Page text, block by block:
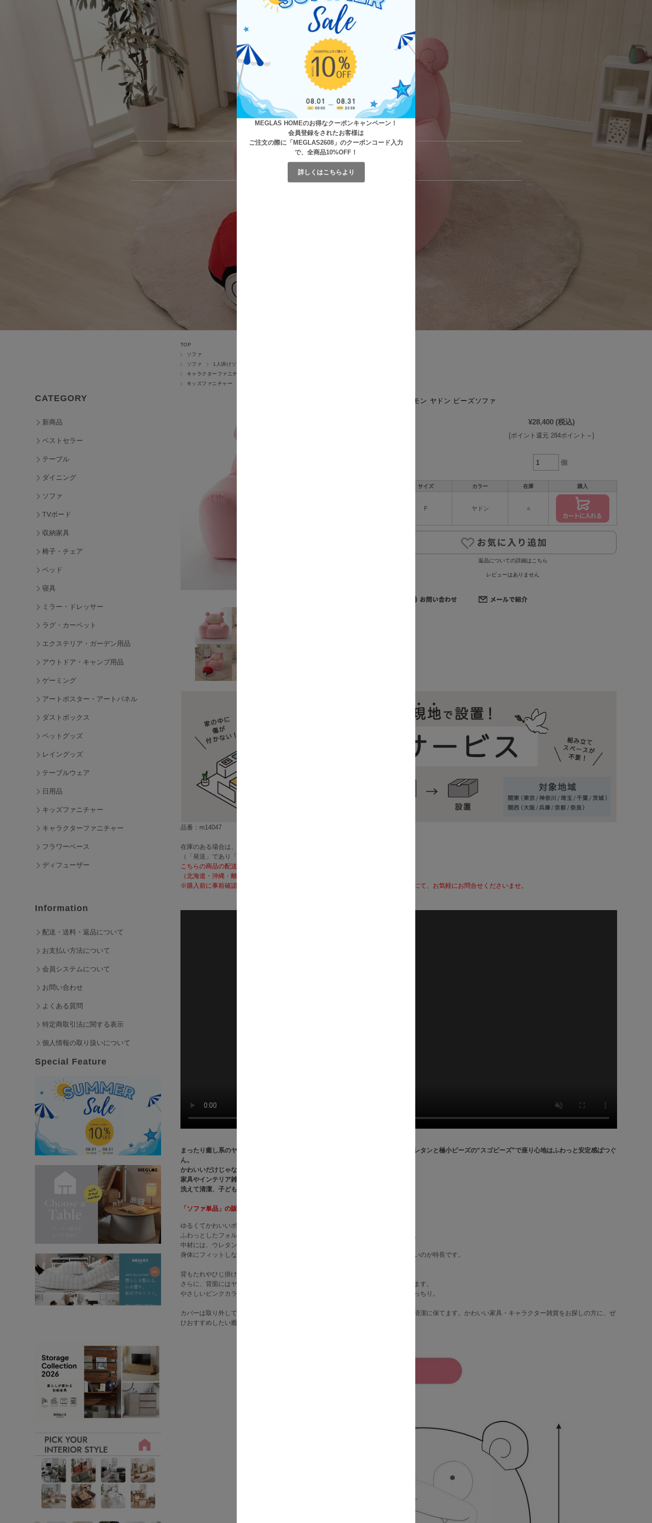
MEGLAS HOMEのお得なクーポンキャンペーン！
会員登録をされたお客様は
ご注文の際に「MEGLAS2608」のクーポンコード入力
で、全商品10%OFF！
詳しくはこちらより
TOP
ソファ
ソファ
1人掛けソファ
キャラクターファニチャー
キッズファニチャー
ポケモン ヤドン ビーズソファ
¥28,400 (税込)
[ポイント還元 284ポイント～]
個
サイズ カラー 在庫 購入
F ヤドン ○
返品についての詳細はこちら
レビューはありません
品番：m14047
在庫のある場合は、3～5営業日で発送いたします。
（「発送」であり「お届け」ではございませんのでご注意ください）
こちらの商品の配送料は無料となります。
（北海道・沖縄・離島への配送は、送料別途お見積りとなります）
※購入前に事前確認も可能となりますので、お電話（0120-155-339）またはメールにて、お気軽にお問合せくださいませ。
まったり癒し系のヤドンが、かわいすぎるピンクのビーズソファになって登場！ウレタンと極小ビーズの“スゴビーズ”で座り心地はふわっと安定感ばつぐ
ん。
かわいいだけじゃなく、背もたれ・ひじ掛け・しっぽまでこだわり満載。
家具やインテリア雑貨好きのお部屋にもぴったり。
洗えて清潔、子ども部屋にもおすすめ！
「ソファ単品」の販売です。モンスターボール オットマン等は付属しません。
ゆるくてかわいいポケモン「ヤドン」が、そのままビーズソファになりました。
ふわっとしたフォルムと愛らしい顔に癒されながら、しっかりくつろげる座り心地。
中材には、ウレタンと極小ビーズを絶妙なバランスで配合した“スゴビーズ”を採用。
身体にフィットしながらも、しっかり安定感があり、長時間座っていても疲れにくいのが特長です。
背もたれやひじ掛けもついているので、全身を預けてリラックス可能。
さらに、背面にはヤドンのしっぽまで再現されていて、インテリアとしても楽しめます。
やさしいピンクカラーは子ども部屋やリビングにもぴったりで、インスタ映えもばっちり。
カバーは取り外して洗濯機で洗えるので、汚れても安心。お子様がいるご家庭でも清潔に保てます。かわいい家具・キャラクター雑貨をお探しの方に、ぜ
ひおすすめしたい癒し系ビーズソファです。
CATEGORY
新商品
ベストセラー
テーブル
ダイニング
ソファ
TVボード
収納家具
椅子・チェア
ベッド
寝具
ミラー・ドレッサー
ラグ・カーペット
エクステリア・ガーデン用品
アウトドア・キャンプ用品
ゲーミング
アートポスター・アートパネル
ダストボックス
ペットグッズ
レイングッズ
テーブルウェア
日用品
キッズファニチャー
キャラクターファニチャー
フラワーベース
ディフューザー
Information
配送・送料・返品について
お支払い方法について
会員システムについて
お問い合わせ
よくある質問
特定商取引法に関する表示
個人情報の取り扱いについて
Special Feature